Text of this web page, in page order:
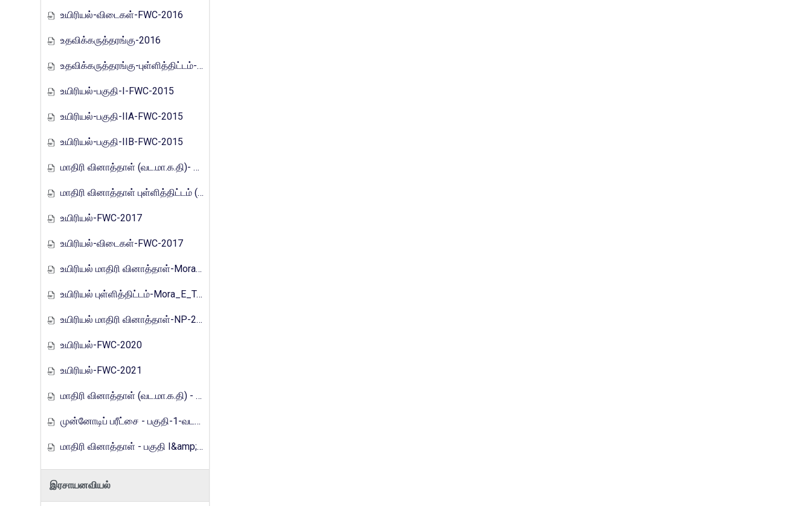
உயிரியல்-விடைகள்-FWC-2016
உதவிக்கருத்தரங்கு-2016
உதவிக்கருத்தரங்கு-புள்ளித்திட்டம்-2016
உயிரியல்-பகுதி-I-FWC-2015
உயிரியல்-பகுதி-IIA-FWC-2015
உயிரியல்-பகுதி-IIB-FWC-2015
மாதிரி வினாத்தாள் (வட.மா.க.தி)- 2017
மாதிரி வினாத்தாள் புள்ளித்திட்டம் (வட.மா.க.தி)- 2017
உயிரியல்-FWC-2017
உயிரியல்-விடைகள்-FWC-2017
உயிரியல் மாதிரி வினாத்தாள்-Mora_E_Tamils_2017
உயிரியல் புள்ளித்திட்டம்-Mora_E_Tamils_2017
உயிரியல் மாதிரி வினாத்தாள்-NP-2019
உயிரியல்-FWC-2020
உயிரியல்-FWC-2021
மாதிரி வினாத்தாள் (வட.மா.க.தி) - 2021
முன்னோடிப் பரீட்சை - பகுதி-1-வடமாகாணம்-2023
மாதிரி வினாத்தாள் - பகுதி I&amp;2 (வ.மா.க.தி)-2024
இரசாயனவியல்